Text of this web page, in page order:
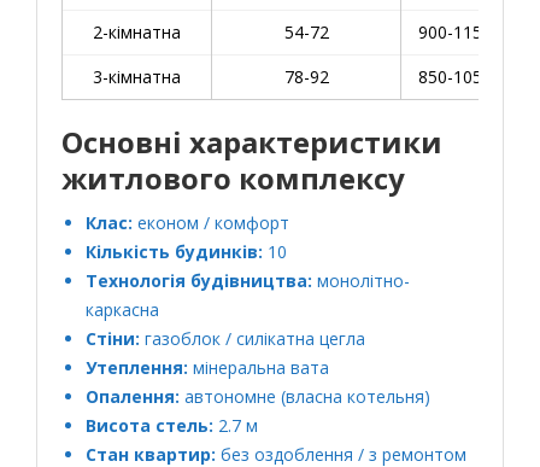
2-кімнатна
54-72
900-1150
3-кімнатна
78-92 850-1050
Основні характеристики
житлового комплексу
Клас: економ / комфорт
Кількість будинків: 10
Технологія будівництва: монолітно-
каркасна
Стіни: газоблок / силікатна цегла
Утеплення: мінеральна вата
Опалення: автономне (власна котельня)
Висота стель: 2.7 м
Стан квартир: без оздоблення / з ремонтом